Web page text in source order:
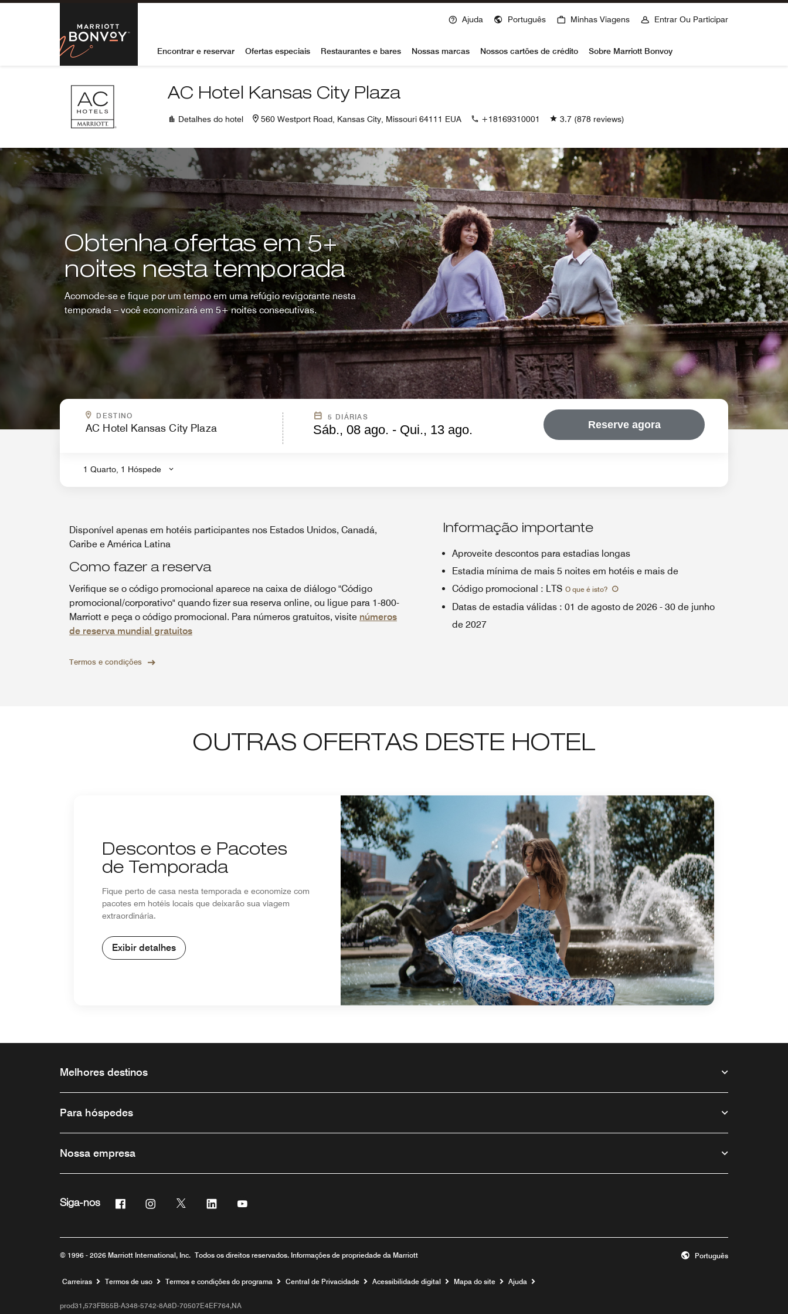
Skip to Content
Marriott Bonvoy
Ajuda Português Minhas Viagens Entrar Ou Participar
Encontrar e reservar Ofertas especiais Restaurantes e bares Nossas marcas Nossos cartões de crédito Sobre Marriott Bonvoy
AC Hotel Kansas City Plaza
Detalhes do hotel 560 Westport Road, Kansas City, Missouri 64111 EUA +18169310001 3.7 (878 reviews)
Obtenha ofertas em 5+
noites nesta temporada
Acomode-se e fique por um tempo em uma refúgio revigorante nesta
temporada – você economizará em 5+ noites consecutivas.
DESTINO
.
5 DIÁRIAS
Sáb., 08 ago. - Qui., 13 ago.
1 Quarto, 1 Hóspede
Reserve agora
Disponível apenas em hotéis participantes nos Estados Unidos, Canadá,
Caribe e América Latina
Como fazer a reserva
Verifique se o código promocional aparece na caixa de diálogo "Código
promocional/corporativo" quando fizer sua reserva online, ou ligue para 1-800-
Marriott e peça o código promocional. Para números gratuitos, visite números
de reserva mundial gratuitos
Termos e condições
Informação importante
Aproveite descontos para estadias longas
Estadia mínima de mais 5 noites em hotéis e mais de
Código promocional : LTS O que é isto?
Datas de estadia válidas : 01 de agosto de 2026 - 30 de junho
de 2027
OUTRAS OFERTAS DESTE HOTEL
Descontos e Pacotes
de Temporada
Fique perto de casa nesta temporada e economize com
pacotes em hotéis locais que deixarão sua viagem
extraordinária.
Exibir detalhes
Melhores destinos
Para hóspedes
Nossa empresa
Siga-nos FacebookInstagramTwitter Linkedin
© 1996 - 2026 Marriott International, Inc. Todos os direitos reservados. Informações de propriedade da Marriott Português
Carreiras Termos de uso Termos e condições do programa Central de Privacidade Acessibilidade digital Mapa do site Ajuda
prod31,573FB55B-A348-5742-8A8D-70507E4EF764,NA